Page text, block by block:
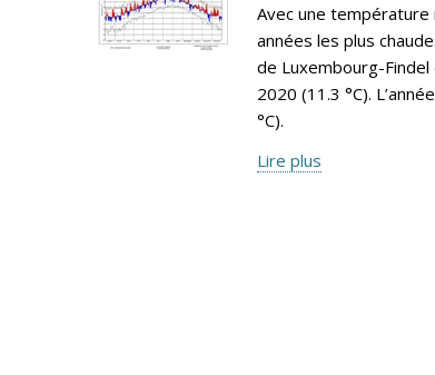
Avec une température
années les plus
de Luxembourg-
2020 (11.3 °C).
°C).
Lire plus